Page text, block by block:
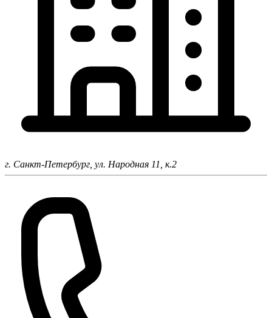
г. Санкт-Петербург, ул. Народная 11, к.2